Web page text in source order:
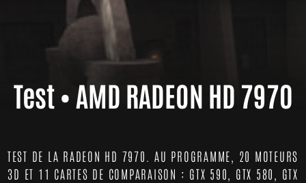
Test • AMD RADEON HD 7970
TEST DE LA RADEON HD 7970. AU PROGRAMME, 20 MOTEURS
3D ET 11 CARTES DE COMPARAISON : GTX 590, GTX 580, GTX